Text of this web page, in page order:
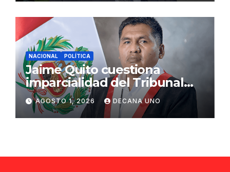
NACIONAL POLÍTICA
Jaime Quito cuestiona
imparcialidad del Tribunal
Constitucional tras liberación
de Ollanta Humala
AGOSTO 1, 2026 DECANA UNO